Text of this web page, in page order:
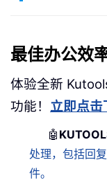
最佳办公效
体验全新
功能！ 立即点击
🤖
处理，包括回
件。